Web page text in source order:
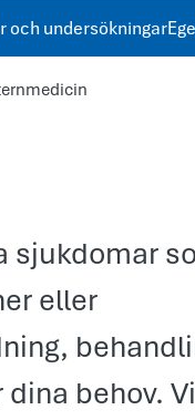
och undersökningar
sjukdomar
eller
behov. Vi